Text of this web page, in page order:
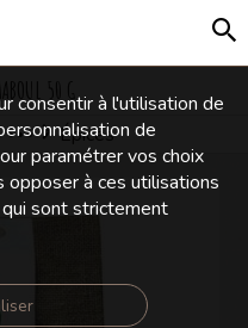
50 G
Olives et Condiments
Épices
consentir à l'utilisation de
de
paramétrer vos choix
opposer à ces utilisations
qui sont strictement